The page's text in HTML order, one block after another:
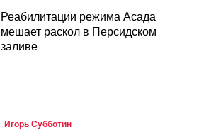
Реабилитации режима Асада
мешает раскол в Персидском
заливе
Игорь Субботин